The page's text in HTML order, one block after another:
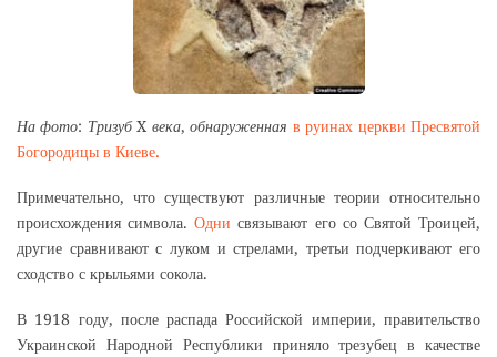
На фото: Тризуб X века, обнаруженная в руинах церкви Пресвятой
Богородицы в Киеве.
Примечательно, что существуют различные теории относительно
происхождения символа.Одни связывают его со Святой Троицей,
другие сравнивают с луком и стрелами, третьи подчеркивают его
сходство с крыльями сокола.
В 1918 году, после распада Российской империи, правительство
Украинской Народной Республики приняло трезубец в качестве